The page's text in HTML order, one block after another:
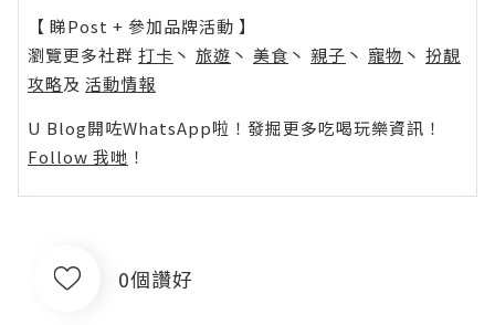
【 睇Post + 參加品牌活動 】
瀏覽更多社群 打卡 丶 旅遊 丶 美食 丶 親子 丶 寵物 丶 扮靚
攻略及 活動情報
U Blog開咗WhatsApp啦！發掘更多吃喝玩樂資訊！
Follow 我哋 ！
0個讚好